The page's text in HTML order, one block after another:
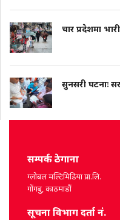
चार प्रदेशमा
सुनसरी घटनाः
सम्पर्क ठेगाना
ग्लोबल मल्टिमिडिया प्रा.लि.
गोंगबु, काठमाडौं
सूचना विभाग दर्ता नं.